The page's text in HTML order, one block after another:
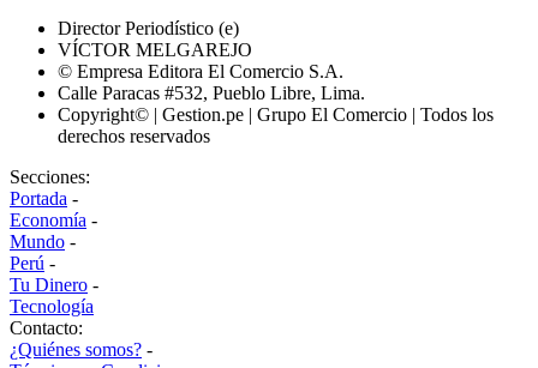
Director Periodístico (e)
VÍCTOR MELGAREJO
© Empresa Editora El Comercio S.A.
Calle Paracas #532, Pueblo Libre, Lima.
Copyright© | Gestion.pe | Grupo El Comercio | Todos los
derechos reservados
Secciones:
Portada -
Economía -
Mundo -
Perú -
Tu Dinero -
Tecnología
Contacto:
¿Quiénes somos? -